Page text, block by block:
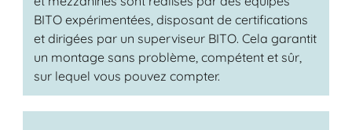
BITO expérimentées, disposant de certifications
et dirigées par un superviseur BITO. Cela garantit
un montage sans problème, compétent et sûr,
sur lequel vous pouvez compter.